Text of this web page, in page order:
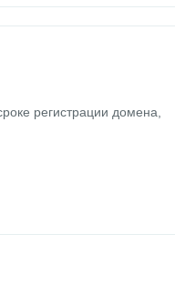
регистрации домена,